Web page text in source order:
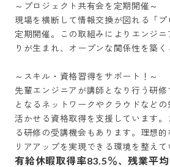
～プロジェクト共有会を定期開催～
現場を横断して情報交換が図れる「
定期開催。この取組みによりエンジ
りが生まれ、オープンな関係性を築く
～スキル・資格習得をサポート！～
先輩エンジニアが講師となり行う研
となるネットワークやクラウドなど
活かせる資格取得を支援しています
る研修の受講機会もあります。理想
有給休暇取得率83.5％、残業平